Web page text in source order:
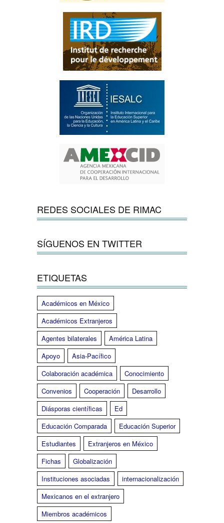
REDES SOCIALES DE RIMAC
SÍGUENOS EN TWITTER
ETIQUETAS
Académicos en México
Académicos Extranjeros
Agentes bilaterales
América Latina
Apoyo
Asia-Pacífico
Colaboración académica
Conocimiento
Convenios
Cooperación
Desarrollo
Diásporas científicas
Ed
Educación Comparada
Educación Superior
Estudiantes
Extranjeros en México
Fichas
Globalización
Instituciones asociadas
internacionalización
Mexicanos en el extranjero
Miembros académicos